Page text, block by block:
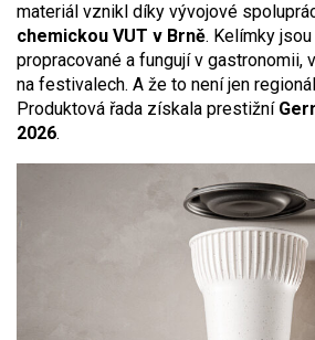
materiál vznikl díky vývojové
chemickou VUT v Brně. Kelímky
propracované a fungují v gastronomii,
na festivalech. A že to není jen
Produktová řada získala prestižní
2026.